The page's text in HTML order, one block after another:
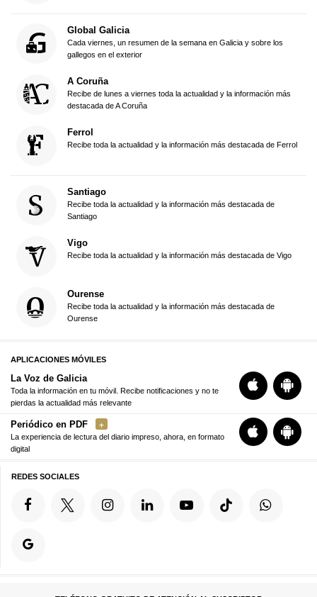
Global Galicia
Cada viernes, un resumen de la semana en Galicia y sobre los
gallegos en el exterior
A Coruña
Recibe de lunes a viernes toda la actualidad y la información más
destacada de A Coruña
Ferrol
Recibe toda la actualidad y la información más destacada de Ferrol
Santiago
Recibe toda la actualidad y la información más destacada de
Santiago
Vigo
Recibe toda la actualidad y la información más destacada de Vigo
Ourense
Recibe toda la actualidad y la información más destacada de
Ourense
APLICACIONES MÓVILES
La Voz de Galicia
Toda la información en tu móvil. Recibe notificaciones y no te
pierdas la actualidad más relevante
Periódico en PDF
La experiencia de lectura del diario impreso, ahora, en formato
digital
REDES SOCIALES